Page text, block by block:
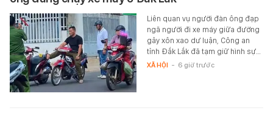
Liên quan vụ người đàn ông đạp
ngã người đi xe máy giữa đường
gây xôn xao dư luận, Công an
tỉnh Đắk Lắk đã tạm giữ hình sự…
XÃ HỘI - 6 giờ trước